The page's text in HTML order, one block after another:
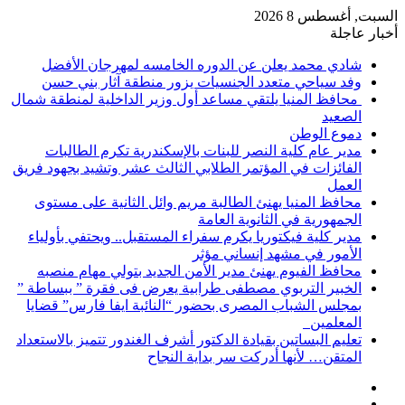
السبت, أغسطس 8 2026
أخبار عاجلة
شادي محمد يعلن عن الدوره الخامسه لمهرجان الأفضل
وفد سياحي متعدد الجنسيات يزور منطقة آثار بني حسن
محافظ المنيا يلتقي مساعد أول وزير الداخلية لمنطقة شمال
الصعيد
دموع الوطن
مدير عام كلية النصر للبنات بالإسكندرية تكرم الطالبات
الفائزات في المؤتمر الطلابي الثالث عشر وتشيد بجهود فريق
العمل
محافظ المنيا يهنئ الطالبة مريم وائل الثانية على مستوى
الجمهورية في الثانوية العامة
مدير كلية فيكتوريا يكرم سفراء المستقبل.. ويحتفي بأولياء
الأمور في مشهد إنساني مؤثر
محافظ الفيوم يهنئ مدير الأمن الجديد بتولي مهام منصبه
الخبير التربوي مصطفى طرابية يعرض فى فقرة ” ببساطة ”
بمجلس الشباب المصرى بحضور “النائبة ايفا فارس” قضايا
المعلمين
تعليم البساتين بقيادة الدكتور أشرف الغندور تتميز بالاستعداد
المتقن… لأنها أدركت سر بداية النجاح